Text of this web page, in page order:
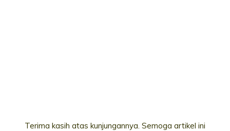
Terima kasih atas kunjungannya. Semoga artikel ini